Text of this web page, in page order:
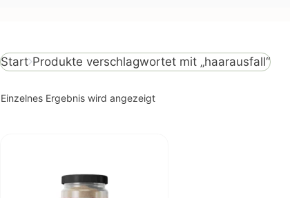
Start Produkte verschlagwortet mit „haarausfall“
Einzelnes Ergebnis wird angezeigt